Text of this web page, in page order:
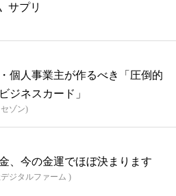
サプリ
個人事業主が作るべき「圧倒的
ジネスカード」
ゾン)
、今の金運でほぼ決まります
ジタルファーム )